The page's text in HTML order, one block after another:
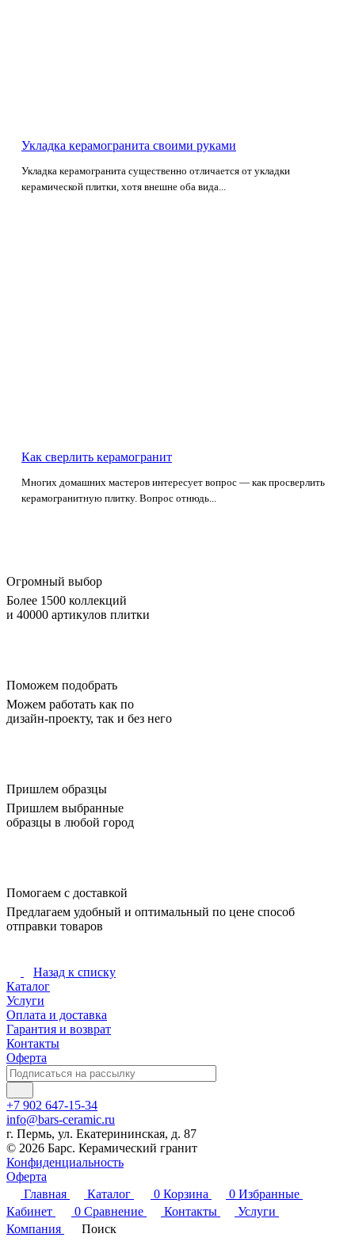
Укладка керамогранита своими руками
Укладка керамогранита существенно отличается от укладки
керамической плитки, хотя внешне оба вида...
Как сверлить керамогранит
Многих домашних мастеров интересует вопрос — как просверлить
керамогранитную плитку. Вопрос отнюдь...
Огромный выбор
Более 1500 коллекций
и 40000 артикулов плитки
Поможем подобрать
Можем работать как по
дизайн-проекту, так и без него
Пришлем образцы
Пришлем выбранные
образцы в любой город
Помогаем с доставкой
Предлагаем удобный и оптимальный по цене способ
отправки товаров
Назад к списку
Каталог
Услуги
Оплата и доставка
Гарантия и возврат
Контакты
Оферта
+7 902 647-15-34
info@bars-ceramic.ru
г. Пермь, ул. Екатерининская, д. 87
© 2026 Барс. Керамический гранит
Конфиденциальность
Оферта
Главная
Каталог 0 Корзина 0 Избранные
Кабинет
0 Сравнение Контакты
Услуги
Компания
Поиск